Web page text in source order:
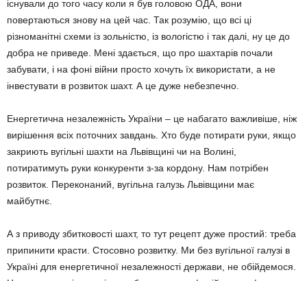
існували до того часу коли я був голо­вою ОДА, вони
повертаються знову на цей час. Так розумію, що всі ці
різноманітні схеми із зольністю, із вологістю і так далі, ну це до
добра не приведе. Мені здається, що про шахтарів почали
забувати, і на фоні вій­ни просто хочуть їх використати, а не
інвес­тувати в розвиток шахт. А це дуже небез­печно.
Енергетична незалежність України – це набагато важливіше, ніж
вирішення всіх по­точних завдань. Хто буде потирати руки, як­що
закриють вугільні шахти на Львівщині чи на Волині,
потиратимуть руки конкуренти з-за кордону. Нам потрібен
розвиток. Пере­конаний, вугільна галузь Львівщини має
майбутнє.
А з приводу збитковості шахт, то тут ре­цепт дуже простий: треба
припинити красти. Стосовно розвитку. Ми без вугільної галузі в
Україні для енергетичної незалежності держави, не обійдемося.